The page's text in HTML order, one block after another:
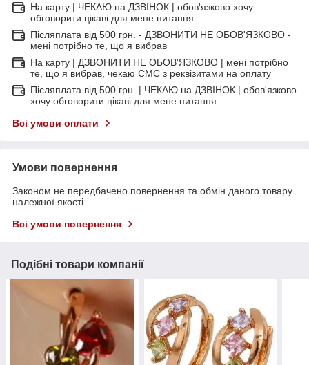
На карту | ЧЕКАЮ на ДЗВІНОК | обов'язково хочу
обговорити цікаві для мене питання
Післяплата від 500 грн. - ДЗВОНИТИ НЕ ОБОВ'ЯЗКОВО -
мені потрібно те, що я вибрав
На карту | ДЗВОНИТИ НЕ ОБОВ'ЯЗКОВО | мені потрібно
те, що я вибрав, чекаю СМС з реквізитами на оплату
Післяплата від 500 грн. | ЧЕКАЮ на ДЗВІНОК | обов'язково
хочу обговорити цікаві для мене питання
Всі умови оплати
Умови повернення
Законом не передбачено повернення та обмін даного товару
належної якості
Всі умови повернення
Подібні товари компанії